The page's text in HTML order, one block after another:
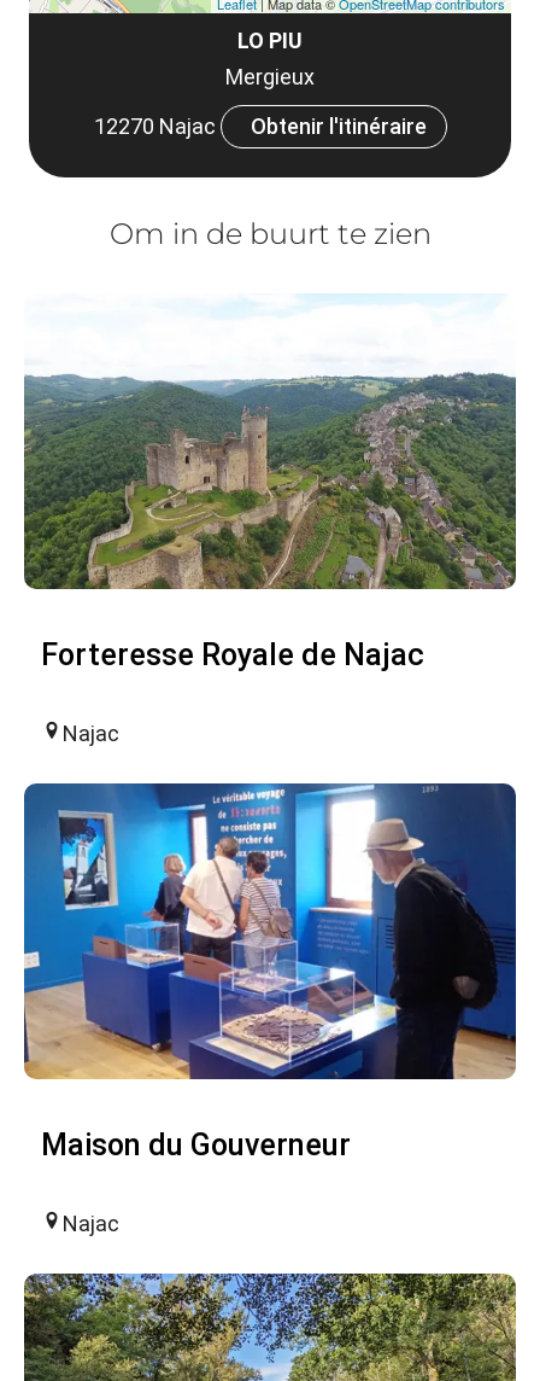
LO PIU
Mergieux
12270 Najac
Obtenir l'itinéraire
Om in de buurt te zien
Forteresse Royale de Najac
Najac
Maison du Gouverneur
Najac